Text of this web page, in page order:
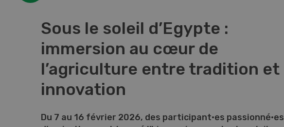
Sous le soleil d’Egypte :
immersion au cœur de
l’agriculture entre tradition et
innovation
Du 7 au 16 février 2026, des participant·es passionné·es